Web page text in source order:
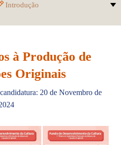
Introdução
à Produção de
Originais
20 de Novembro de